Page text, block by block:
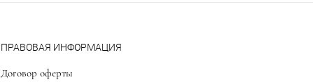
ПРАВОВАЯ ИНФОРМАЦИЯ
Договор оферты